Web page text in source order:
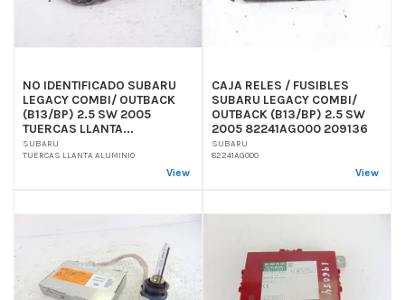
NO IDENTIFICADO SUBARU
LEGACY COMBI/ OUTBACK
(B13/BP) 2.5 SW 2005
TUERCAS LLANTA...
SUBARU
TUERCAS LLANTA ALUMINIO
View
CAJA RELES / FUSIBLES
SUBARU LEGACY COMBI/
OUTBACK (B13/BP) 2.5 SW
2005 82241AG000 209136
SUBARU
82241AG000
View